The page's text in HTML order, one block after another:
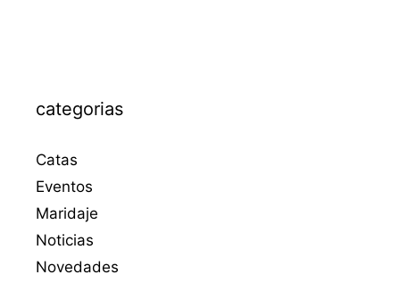
categorias
Catas
Eventos
Maridaje
Noticias
Novedades